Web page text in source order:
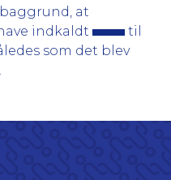
at
indkaldt
til
som det blev